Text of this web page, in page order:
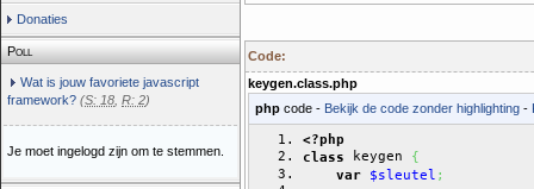
Donaties
Poll
Wat is jouw favoriete javascript
framework? (S: 18 R: 2)
Je moet ingelogd zijn om te stemmen.
Code:
keygen.class.php
php code - Bekijk de code zonder highlighting -
<?php
class keygen {
var
$sleutel ;